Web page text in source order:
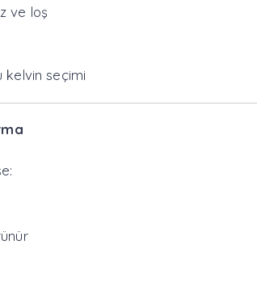
ve loş
seçimi